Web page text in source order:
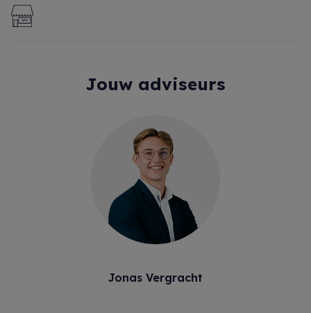
Jouw adviseurs
Jonas Vergracht